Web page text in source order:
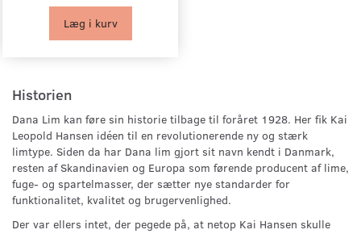
Læg i kurv
Historien
Dana Lim kan føre sin historie tilbage til foråret 1928. Her fik Kai
Leopold Hansen idéen til en revolutionerende ny og stærk
limtype. Siden da har Dana lim gjort sit navn kendt i Danmark,
resten af Skandinavien og Europa som førende producent af lime,
fuge- og spartelmasser, der sætter nye standarder for
funktionalitet, kvalitet og brugervenlighed.
Der var ellers intet, der pegede på, at netop Kai Hansen skulle